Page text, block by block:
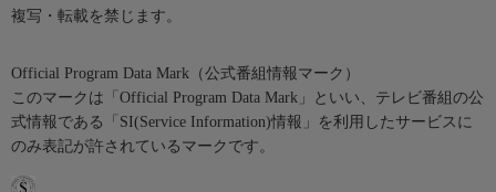
複写・転載を禁じます。
Official Program Data Mark（公式番組情報マーク）
このマークは「Official Program Data Mark」といい、テレビ番組の公
式情報である「SI(Service Information)情報」を利用したサービスに
のみ表記が許されているマークです。